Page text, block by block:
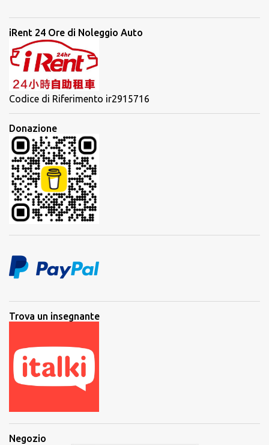
iRent 24 Ore di Noleggio Auto
Codice di Riferimento ir2915716
Donazione
Trova un insegnante
Negozio